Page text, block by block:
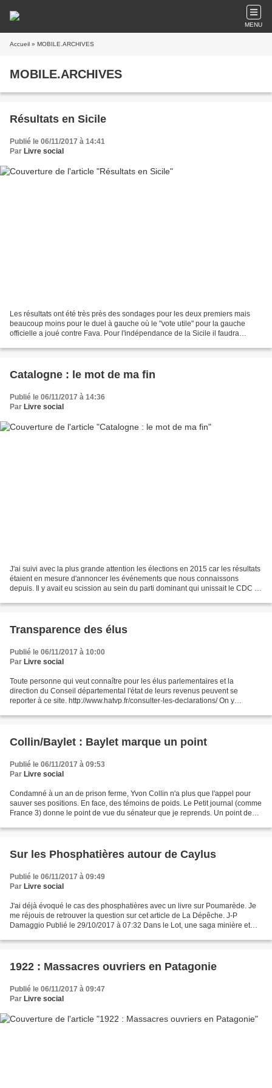
MENU
Accueil » MOBILE.ARCHIVES
MOBILE.ARCHIVES
Résultats en Sicile
Publié le 06/11/2017 à 14:41
Par Livre social
Les résultats ont été très près des sondages pour les deux premiers mais
beaucoup moins pour le duel à gauche où le "vote utile" pour la gauche
officielle a joué contre Fava. Pour l'indépendance de la Sicile il faudra
Catalogne : le mot de ma fin
Publié le 06/11/2017 à 14:36
Par Livre social
J'ai suivi avec la plus grande attention les élections en 2015 car les résultats
étaient en mesure d'annoncer les événements que nous connaissons
depuis. Il y avait eu scission au sein du parti dominant qui unissait le CDC et
Transparence des élus
Publié le 06/11/2017 à 10:00
Par Livre social
Toute personne qui veut connaître pour les élus parlementaires et la
direction du Conseil départemental l'état de leurs revenus peuvent se
reporter à ce site. http://www.hatvp.fr/consulter-les-declarations/ On y
Collin/Baylet : Baylet marque un point
Publié le 06/11/2017 à 09:53
Par Livre social
Condamné à un an de prison ferme, Yvon Collin n'a plus que l'appel pour
sauver ses positions. En face, des témoins de poids. Le Petit journal (comme
France 3) donne le point de vue du sénateur que je reprends. Un point de
Sur les Phosphatières autour de Caylus
Publié le 06/11/2017 à 09:49
Par Livre social
J'ai déjà évoqué le cas des phosphatières avec un livre sur Poumarède. Je
me réjouis de retrouver la question sur cet article de La Dépêche. J-P
Damaggio Publié le 29/10/2017 à 07:32 Dans le Lot, une saga minière et
1922 : Massacres ouvriers en Patagonie
Publié le 06/11/2017 à 09:47
Par Livre social